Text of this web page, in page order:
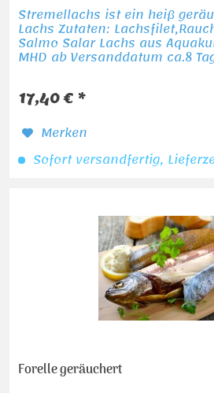
Stremellachs ist ein heiß
Lachs Zutaten:
Salmo Salar Lachs aus
MHD ab Versanddatum ca.8
17,40 € *
Merken
Sofort versandfertig,
Forelle geräuchert